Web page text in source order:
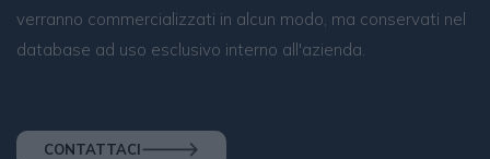
verranno commercializzati in alcun modo, ma conservati nel
database ad uso esclusivo interno all'azienda.
CONTATTACI